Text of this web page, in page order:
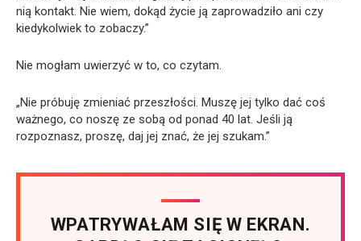
nią kontakt. Nie wiem, dokąd życie ją zaprowadziło ani czy
kiedykolwiek to zobaczy.”
Nie mogłam uwierzyć w to, co czytam.
„Nie próbuję zmieniać przeszłości. Muszę jej tylko dać coś
ważnego, co noszę ze sobą od ponad 40 lat. Jeśli ją
rozpoznasz, proszę, daj jej znać, że jej szukam.”
WPATRYWAŁAM SIĘ W EKRAN.